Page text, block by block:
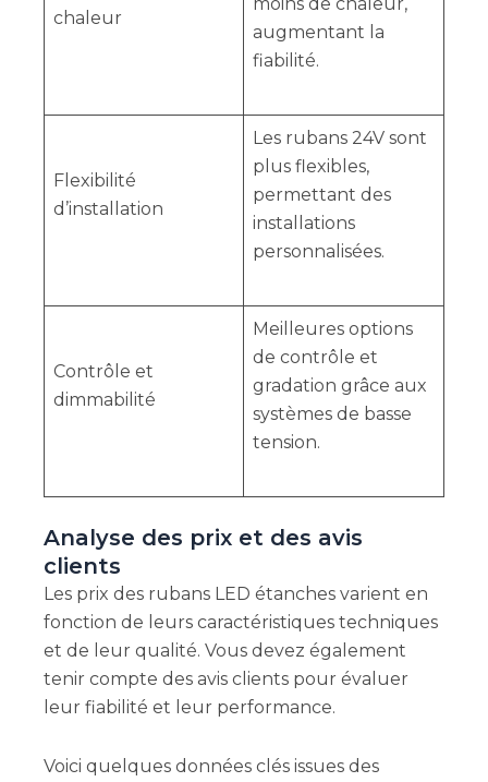
chaleur
augmentant la
fiabilité.
Flexibilité
d’installation
Les rubans 24V sont
plus flexibles,
permettant des
installations
personnalisées.
Contrôle et
dimmabilité
Meilleures options
de contrôle et
gradation grâce aux
systèmes de basse
tension.
Analyse des prix et des avis
clients
Les prix des rubans LED étanches varient en
fonction de leurs caractéristiques techniques
et de leur qualité. Vous devez également
tenir compte des avis clients pour évaluer
leur fiabilité et leur performance.
Voici quelques données clés issues des